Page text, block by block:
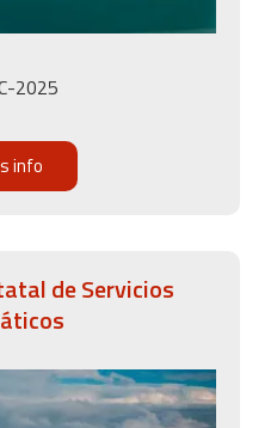
2025
info
de Servicios